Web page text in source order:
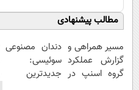
مطالب پیشنهادی
مسیر همراهی و
گزارش عملکرد
گروه اسنپ در
دندان مصنوعی
سوئیسی:
جدیدترین